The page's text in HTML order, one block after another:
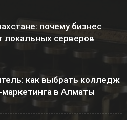
почему бизнес
локальных серверов
как выбрать колледж
в Алматы